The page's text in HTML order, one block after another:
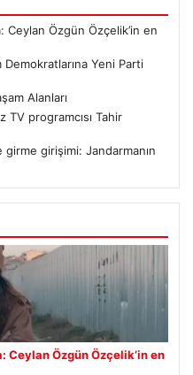
Ceylan Özgün Özçelik’in en
Demokratlarına Yeni Parti
Alanları
TV programcısı Tahir
girme girişimi: Jandarmanın
Ceylan Özgün Özçelik’in en